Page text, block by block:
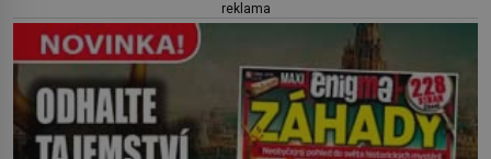
křesťanství, vůbec nic o nich nevíme…
Jediným svědkem existence […]
do ní vydá, ulpívá zvláštní substance
neznámého původu, stejná látka
pokrývá také silnice, auta či střechy
domů a lidé hlásí různé zdravotní potíže
včetně pozdější rakoviny. O 70 let
později pravda o původu této mlhy
vychází najevo. Víme ale […]
reklama